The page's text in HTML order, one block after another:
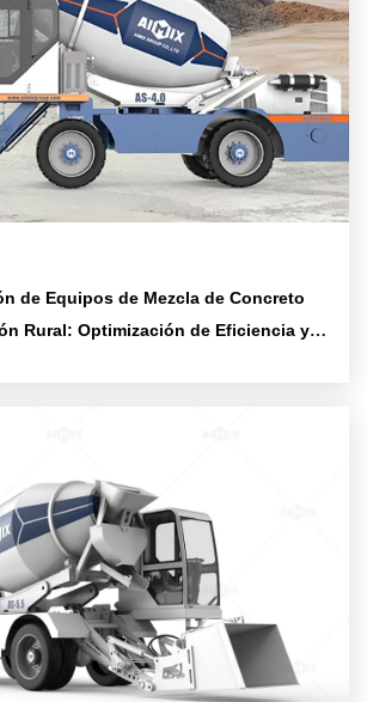
de Equipos de Mezcla de Concreto
Rural: Optimización de Eficiencia y